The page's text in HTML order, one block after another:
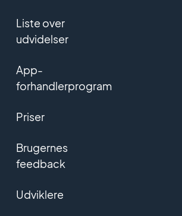
Liste over
udvidelser
App-
forhandlerprogram
Priser
Brugernes
feedback
Udviklere